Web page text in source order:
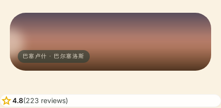
巴塞卢什 · 巴尔塞洛斯
star4.8(223 reviews)